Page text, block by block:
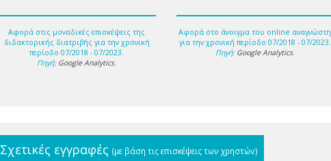
Αφορά στις μοναδικές επισκέψεις της
διδακτορικής διατριβής για την χρονική
περίοδο 07/2018 - 07/2023.
Πηγή: Google Analytics.
Αφορά στο άνοιγμα του online αναγνώστη
για την χρονική περίοδο 07/2018 - 07/2023.
Πηγή: Google Analytics.
Σχετικές εγγραφές (με βάση τις επισκέψεις των χρηστών)